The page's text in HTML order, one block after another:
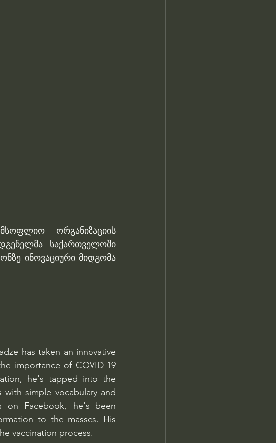
ორგანიზაციის
საქართველოში
ინოვაციური მიდგომა
has taken an innovative
importance of COVID-19
he's tapped into the
simple vocabulary and
on Facebook, he's been
to the masses. His
vaccination process.